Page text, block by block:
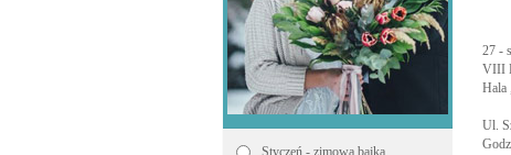
Styczeń - zimowa bajka
27 -
VIII
Hala
Ul.